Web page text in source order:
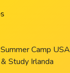
Summer Camp USA
Study Irlanda